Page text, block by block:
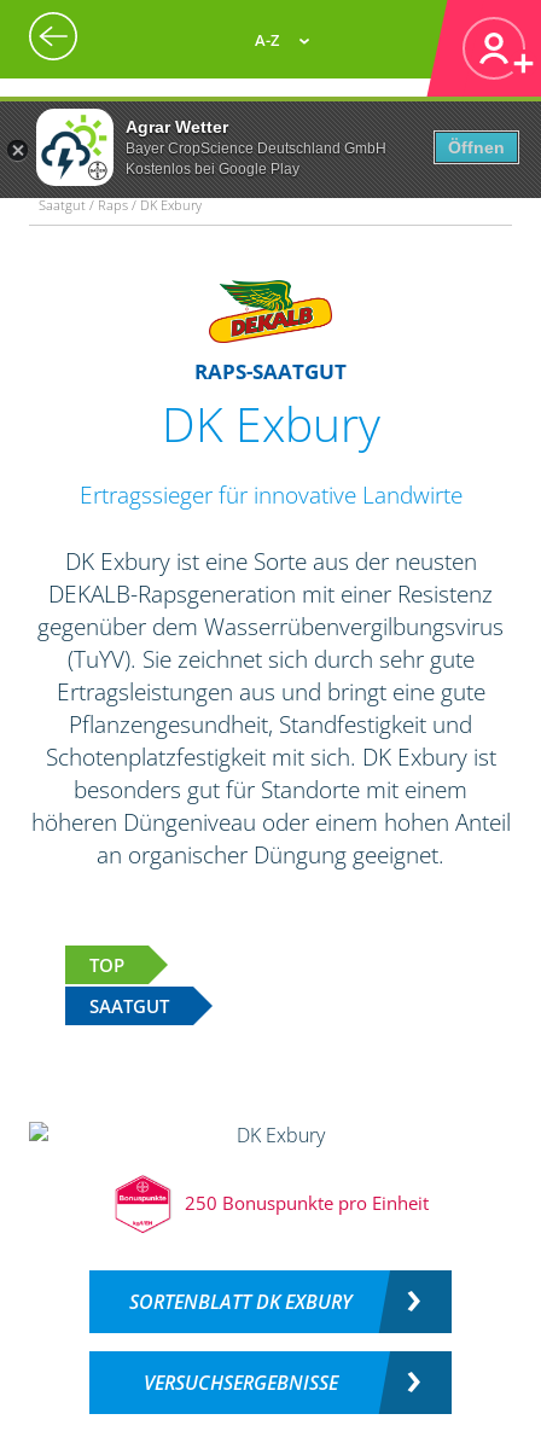
Agrar Wetter
Bayer CropScience Deutschland GmbH
Kostenlos bei Google Play
Öffnen
A-Z
Saatgut / Raps / DK Exbury
RAPS-SAATGUT
DK Exbury
Ertragssieger für innovative Landwirte
DK Exbury ist eine Sorte aus der neusten
DEKALB-Rapsgeneration mit einer Resistenz
gegenüber dem Wasserrübenvergilbungsvirus
(TuYV). Sie zeichnet sich durch sehr gute
Ertragsleistungen aus und bringt eine gute
Pflanzengesundheit, Standfestigkeit und
Schotenplatzfestigkeit mit sich. DK Exbury ist
besonders gut für Standorte mit einem
höheren Düngeniveau oder einem hohen Anteil
an organischer Düngung geeignet.
TOP
SAATGUT
250 Bonuspunkte pro Einheit
SORTENBLATT DK EXBURY
VERSUCHSERGEBNISSE